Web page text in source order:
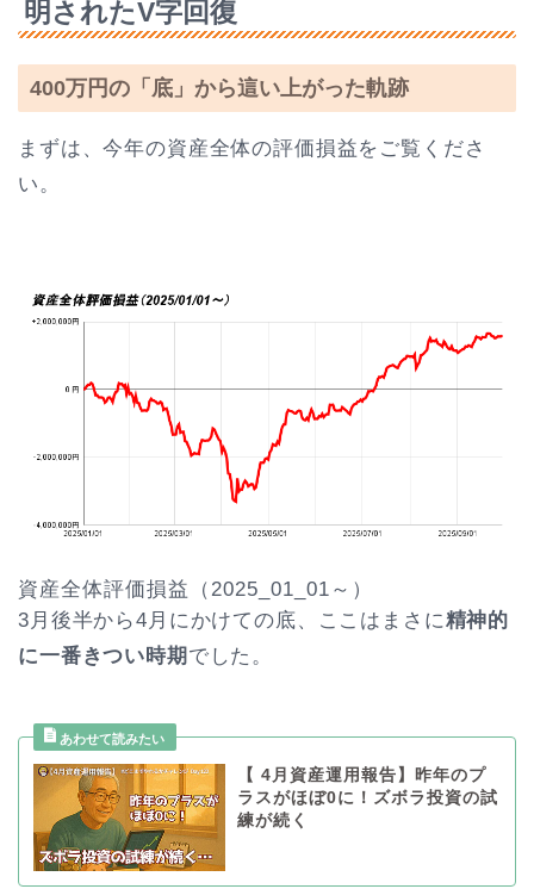
明されたV字回復
400万円の「底」から這い上がった軌跡
まずは、今年の資産全体の評価損益をご覧くださ
い。
資産全体評価損益（2025_01_01～）
3月後半から4月にかけての底、ここはまさに精神的
に一番きつい時期 でした。
【 4月資産運用報告】昨年のプ
ラスがほぼ0に！ズボラ投資の試
練が続く